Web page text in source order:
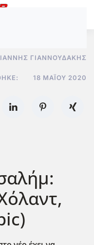
ΓΙΑΝΝΟΥΔΆΚΗΣ
18 ΜΑΪ́ΟΥ 2020